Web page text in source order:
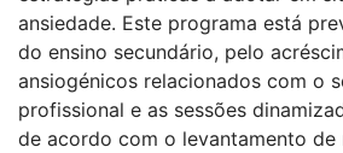
ansiedade. Este programa está
do ensino secundário, pelo
ansiogénicos relacionados com o
profissional e as sessões
de acordo com o levantamento de